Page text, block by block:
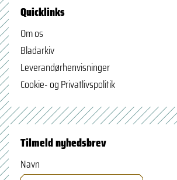
Quicklinks
Om os
Bladarkiv
Leverandørhenvisninger
Cookie- og Privatlivspolitik
Tilmeld nyhedsbrev
Navn